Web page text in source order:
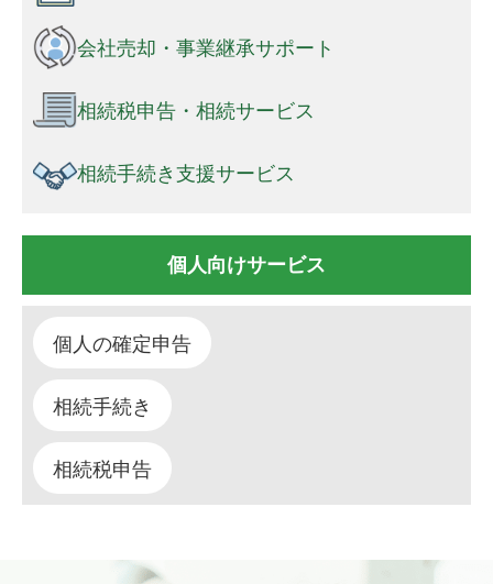
会社売却・事業継承サポート
相続税申告・相続サービス
相続手続き支援サービス
個人向けサービス
個人の確定申告
相続手続き
相続税申告